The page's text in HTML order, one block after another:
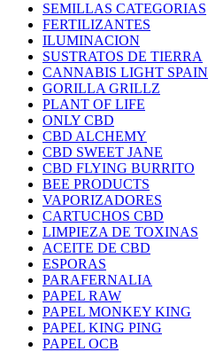
SEMILLAS CATEGORIAS
FERTILIZANTES
ILUMINACION
SUSTRATOS DE TIERRA
CANNABIS LIGHT SPAIN
GORILLA GRILLZ
PLANT OF LIFE
ONLY CBD
CBD ALCHEMY
CBD SWEET JANE
CBD FLYING BURRITO
BEE PRODUCTS
VAPORIZADORES
CARTUCHOS CBD
LIMPIEZA DE TOXINAS
ACEITE DE CBD
ESPORAS
PARAFERNALIA
PAPEL RAW
PAPEL MONKEY KING
PAPEL KING PING
PAPEL OCB